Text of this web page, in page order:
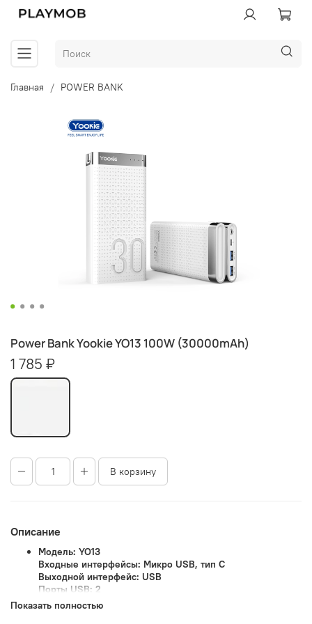
Главная POWER BANK
Power Bank Yookie YO13 100W (30000mAh)
1 785 ₽
В корзину
Описание
Модель: YO13
Входные интерфейсы: Микро USB, тип C
Выходной интерфейс: USB
Порты USB: 2
Разъем микро-входа: DC 5V-2.1A
Показать полностью